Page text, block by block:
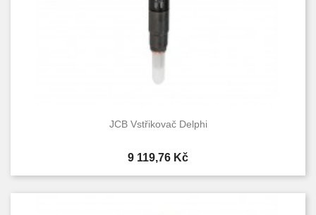
JCB Vstřikovač Delphi
Cena
9 119,76 Kč